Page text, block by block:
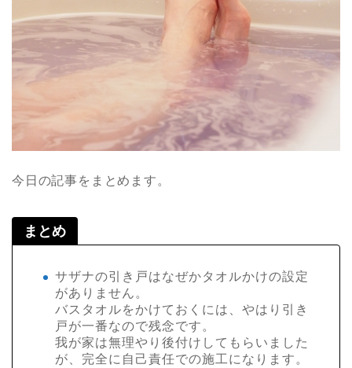
今日の記事をまとめます。
まとめ
サザナの引き戸はなぜかタオルかけの設定
がありません。
バスタオルをかけておくには、やはり引き
戸が一番なので残念です。
我が家は無理やり後付けしてもらいました
が、完全に自己責任での施工になります。